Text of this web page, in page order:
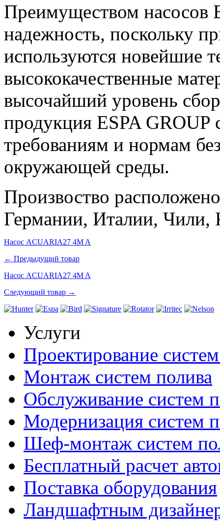
Преимуществом насосов
надежность, поскольку п
используются новейшие
высококачественные
высочайший уровень
продукция ESPA GROUP
требованиям и нормам
окружающей среды.
Произвоство
Германии, Италии, Чили,
Насос ACUARIA27 4M A
← Предыдущий товар
Насос ACUARIA27 4M A
Следующий товар →
Услуги
Проектирование
Монтаж систем полива
Обслуживание систем
Модернизация систем
Шеф-монтаж систем
Бесплатный расчет
Поставка оборудования
Ландшафтным